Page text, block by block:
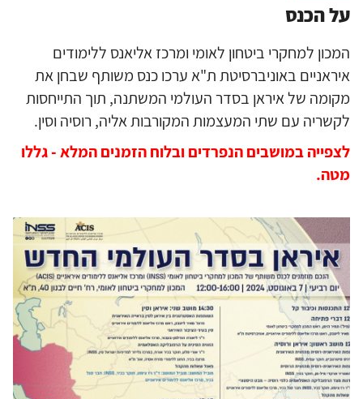
על הכנס
המכון למחקרי ביטחון לאומי ומרכז אליאנס ללימודים
איראניים באוניברסיטת ת"א ערכו כנס משותף שבחן את
מקומה של איראן בסדר העולמי המשתנה, תוך התייחסות
לקשריה עם שתי המעצמות המקורבות אליה, רוסיה וסין.
לצפייה במושבים הנפרדים ובלוח הזמנים המלא - גללו
מטה.